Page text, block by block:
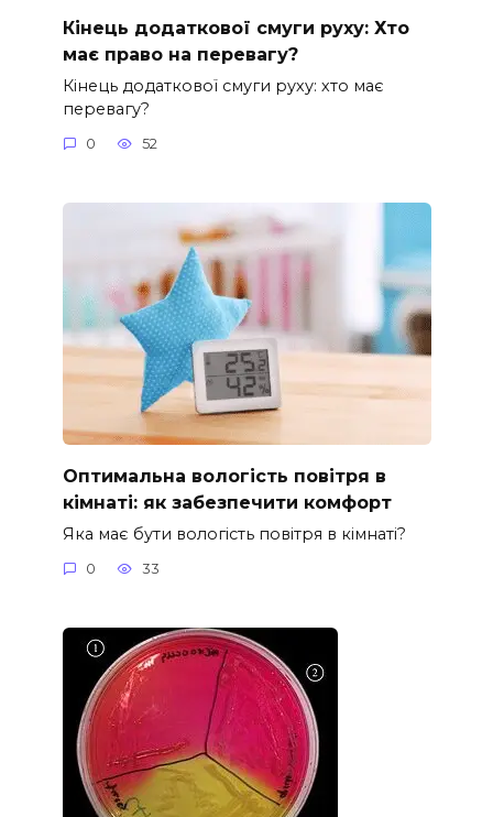
Кінець додаткової смуги руху: Хто
має право на перевагу?
Кінець додаткової смуги руху: хто має
перевагу?
0 52
Оптимальна вологість повітря в
кімнаті: як забезпечити комфорт
Яка має бути вологість повітря в кімнаті?
0 33